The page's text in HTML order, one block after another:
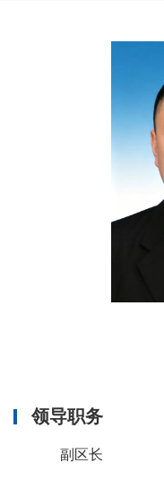
领导职务
副区长